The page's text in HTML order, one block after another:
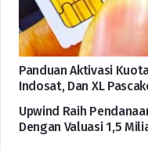
Panduan Aktivasi
Indosat, Dan XL
Upwind Raih
Dengan Valuasi 1,5